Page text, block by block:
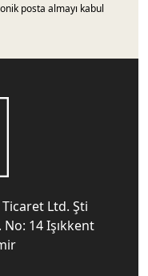
posta almayı kabul
Ticaret Ltd. Şti
14 Işıkkent